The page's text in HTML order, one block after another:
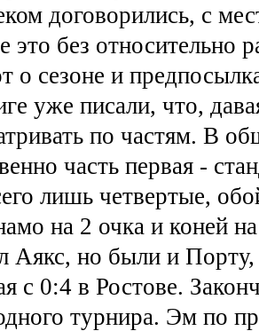
договорились, с
это без относительно
о сезоне и
уже писали, что,
по частям. В
часть первая -
лишь четвертые,
на 2 очка и коней
Аякс, но были и Порту,
с 0:4 в Ростове.
турнира. Эм по